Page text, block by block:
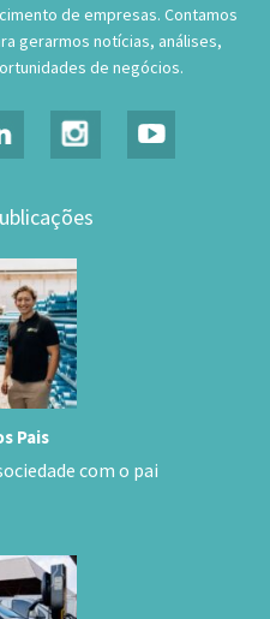
de empresas. Contamos
gerarmos notícias, análises,
de negócios.
Pais
com o pai